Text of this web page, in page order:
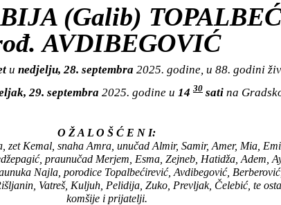
(Galib)
AVDIBEGOVIĆ
u nedjelju, 28. septembra 2025. godine, u 88. godini
29. septembra 2025. godine u 14 30 sati na
O Ž A L O Š Ć E N I:
zet Kemal, snaha Amra, unučad Almir, Samir, Amer, Mia,
praunučad Merjem, Esma, Zejneb, Hatidža, Adem,
Najla, porodice Topalbećirević, Avdibegović,
Vatreš, Kuljuh, Pelidija, Zuko, Prevljak, Čelebić, te
komšije i prijatelji.